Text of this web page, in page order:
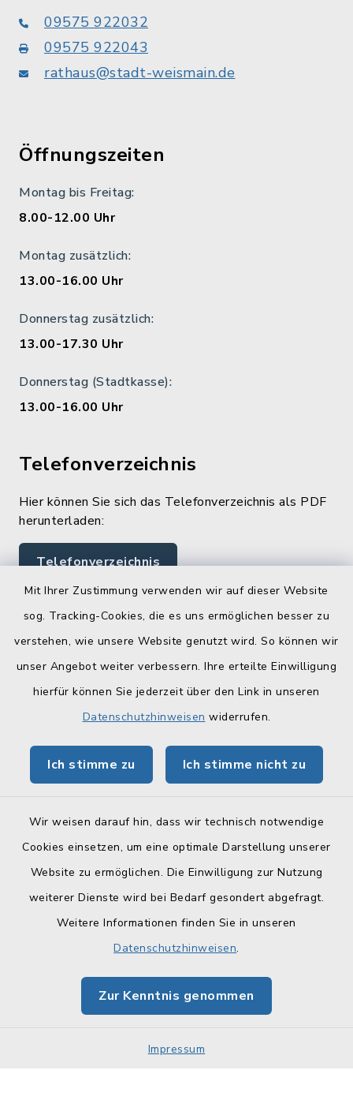
Mit Ihrer Zustimmung verwenden wir auf dieser Website
sog. Tracking-Cookies, die es uns ermöglichen besser zu
verstehen, wie unsere Website genutzt wird. So können wir
unser Angebot weiter verbessern. Ihre erteilte Einwilligung
hierfür können Sie jederzeit über den Link in unseren
Datenschutzhinweisen widerrufen.
Ich stimme zu Ich stimme nicht zu
Wir weisen darauf hin, dass wir technisch notwendige
Cookies einsetzen, um eine optimale Darstellung unserer
Website zu ermöglichen. Die Einwilligung zur Nutzung
weiterer Dienste wird bei Bedarf gesondert abgefragt.
Weitere Informationen finden Sie in unseren
Datenschutzhinweisen.
Zur Kenntnis genommen
Impressum
09575 922032
09575 922043
rathaus@stadt-weismain.de
Öffnungszeiten
Montag bis Freitag:
8.00-12.00 Uhr
Montag zusätzlich:
13.00-16.00 Uhr
Donnerstag zusätzlich:
13.00-17.30 Uhr
Donnerstag (Stadtkasse):
13.00-16.00 Uhr
Telefonverzeichnis
Hier können Sie sich das Telefonverzeichnis als PDF
herunterladen:
Telefonverzeichnis
Quicklinks
Landratsamt Lichtenfels
Geoportal Lichtenfels
BayernPortal
Barrierefreiheit
Sitemap